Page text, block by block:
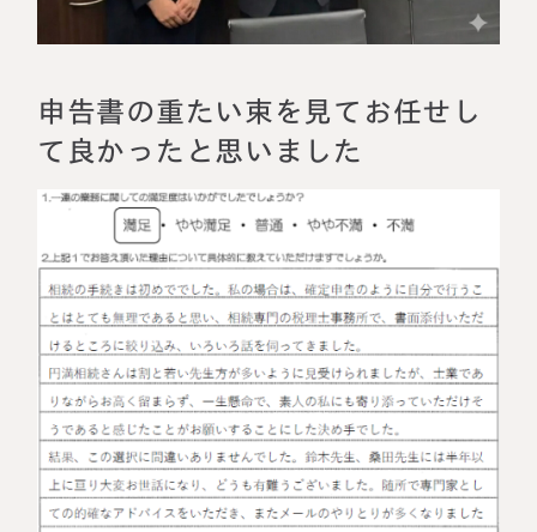
相続を学ぶ
相続に備えたい方へ
相続税試算について
料金表
選ばれる理由
よくある質問
お客様の声
私たちについて
申告書の重たい束を見てお任せし
て良かったと思いました